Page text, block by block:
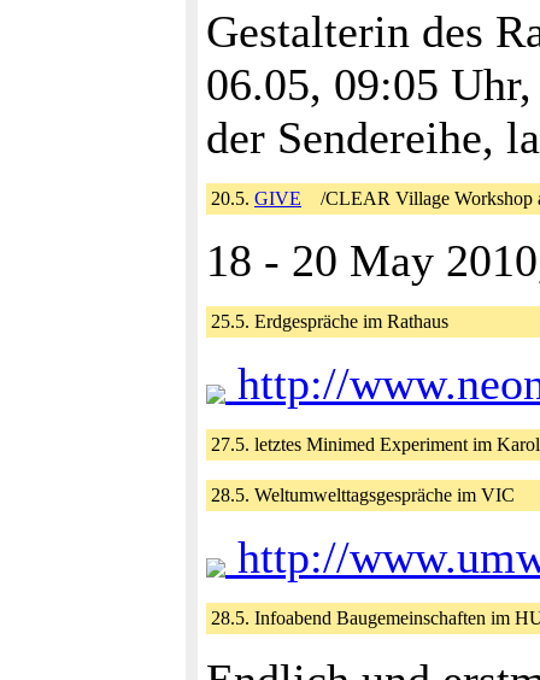
Gestalterin des
06.05, 09:05
der Sendereihe,
20.5. GIVE /CLEAR Village Workshop
18 - 20 May
25.5. Erdgespräche im Rathaus
http://
27.5. letztes Minimed Experiment im
28.5. Weltumwelttagsgespräche im VIC
http://
28.5. Infoabend Baugemeinschaften im